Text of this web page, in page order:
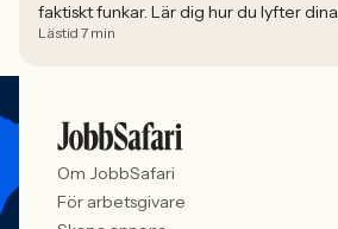
faktiskt funkar. Lär dig hur du lyfter dina
styrkor, strukturerar rätt och omvandlar
Lästid 7 min
Om JobbSafari
För arbetsgivare